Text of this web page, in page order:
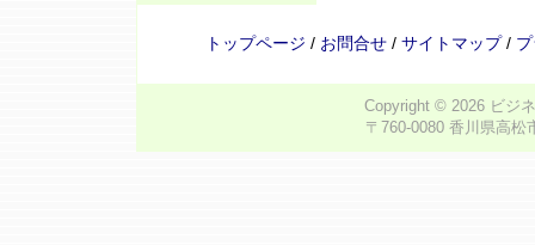
トップページ / お問合せ / サイトマップ/
Copyright © 2026 ビジ
〒760-0080 香川県高松